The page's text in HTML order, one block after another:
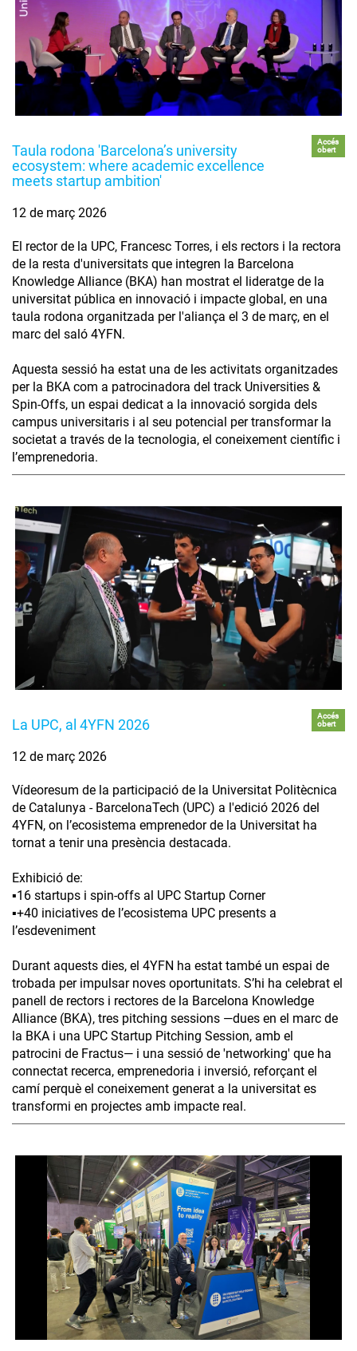
Taula rodona 'Barcelona’s university
ecosystem: where academic excellence
meets startup ambition'
Accés
obert
12 de març 2026
El rector de la UPC, Francesc Torres, i els rectors i la rectora
de la resta d'universitats que integren la Barcelona
Knowledge Alliance (BKA) han mostrat el lideratge de la
universitat pública en innovació i impacte global, en una
taula rodona organitzada per l'aliança el 3 de març, en el
marc del saló 4YFN.
Aquesta sessió ha estat una de les activitats organitzades
per la BKA com a patrocinadora del track Universities &
Spin-Offs, un espai dedicat a la innovació sorgida dels
campus universitaris i al seu potencial per transformar la
societat a través de la tecnologia, el coneixement científic i
l’emprenedoria.
La UPC, al 4YFN 2026
Accés
obert
12 de març 2026
Vídeoresum de la participació de la Universitat Politècnica
de Catalunya - BarcelonaTech (UPC) a l'edició 2026 del
4YFN, on l’ecosistema emprenedor de la Universitat ha
tornat a tenir una presència destacada.
Exhibició de:
▪️16 startups i spin-offs al UPC Startup Corner
▪️+40 iniciatives de l’ecosistema UPC presents a
l’esdeveniment
Durant aquests dies, el 4YFN ha estat també un espai de
trobada per impulsar noves oportunitats. S’hi ha celebrat el
panell de rectors i rectores de la Barcelona Knowledge
Alliance (BKA), tres pitching sessions —dues en el marc de
la BKA i una UPC Startup Pitching Session, amb el
patrocini de Fractus— i una sessió de 'networking' que ha
connectat recerca, emprenedoria i inversió, reforçant el
camí perquè el coneixement generat a la universitat es
transformi en projectes amb impacte real.